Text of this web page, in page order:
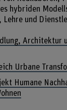
hybriden
Lehre und
Architektur
Urbane
Humane